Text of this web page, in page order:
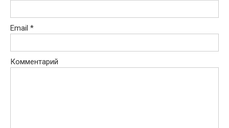
Email *
Комментарий